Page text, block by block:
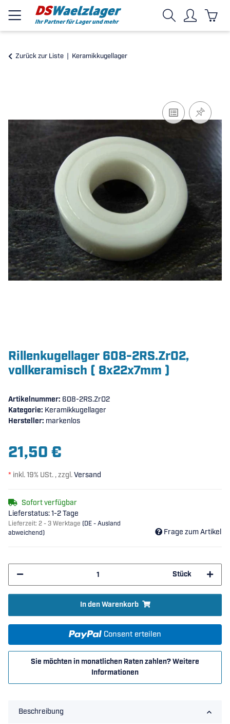
Zurück zur Liste Keramikkugellager
Rillenkugellager 608-2RS.ZrO2,
vollkeramisch ( 8x22x7mm )
Artikelnummer: 608-2RS.ZrO2
Kategorie: Keramikkugellager
Hersteller: markenlos
21,50 €
* inkl. 19% USt. , zzgl.Versand
Sofort verfügbar
Lieferstatus: 1-2 Tage
Lieferzeit: 2 - 3 Werktage (DE - Ausland
abweichend)
Frage zum Artikel
Stück
In den Warenkorb
Consent erteilen
Sie möchten in monatlichen Raten zahlen?Weitere
Informationen
Beschreibung